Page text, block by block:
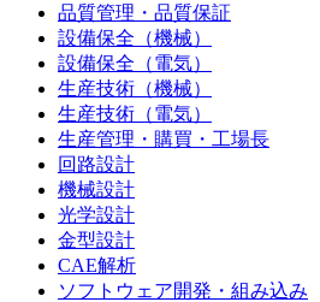
品質管理・品質保証
設備保全（機械）
設備保全（電気）
生産技術（機械）
生産技術（電気）
生産管理・購買・工場長
回路設計
機械設計
光学設計
金型設計
CAE解析
ソフトウェア開発・組み込み